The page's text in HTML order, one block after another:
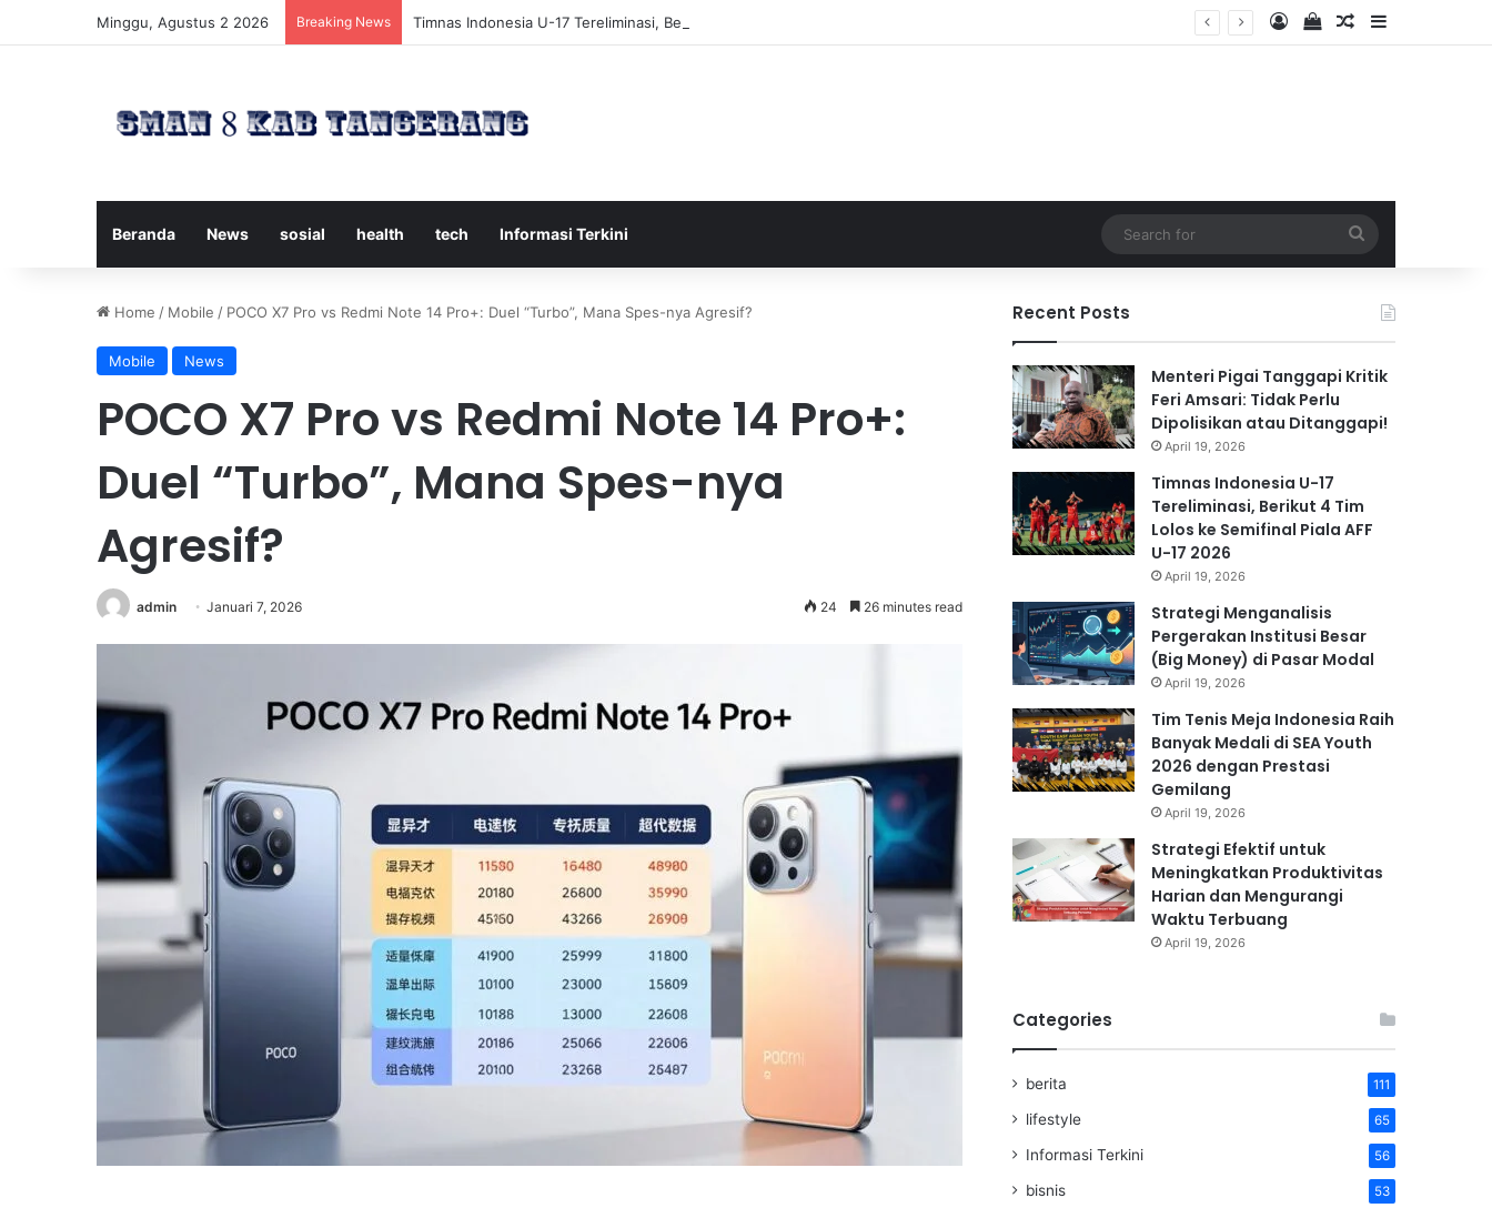
Minggu, Agustus 2 2026 Breaking News Timnas Indonesia U-17 Tereliminasi, Berikut 4 Tim Lolos ke Semifinal Piala AFF U-17 2026 Log InView your
Random Article
Sidebar
Beranda News sosial health tech Informasi Terkini
for
Home / Mobile / POCO X7 Pro vs Redmi Note 14 Pro+: Duel “Turbo”, Mana Spes-nya Agresif?
Mobile News
POCO X7 Pro vs Redmi Note 14 Pro+:
Duel “Turbo”, Mana Spes-nya
Agresif?
admin Januari 7, 2026 24 26 minutes read
Recent Posts
Menteri Pigai Tanggapi Kritik
Feri Amsari: Tidak Perlu
Dipolisikan atau Ditanggapi!
April 19, 2026
Timnas Indonesia U-17
Tereliminasi, Berikut 4 Tim
Lolos ke Semifinal Piala AFF
U-17 2026
April 19, 2026
Strategi Menganalisis
Pergerakan Institusi Besar
(Big Money) di Pasar Modal
April 19, 2026
Tim Tenis Meja Indonesia Raih
Banyak Medali di SEA Youth
2026 dengan Prestasi
Gemilang
April 19, 2026
Strategi Efektif untuk
Meningkatkan Produktivitas
Harian dan Mengurangi
Waktu Terbuang
April 19, 2026
Categories
berita 111
lifestyle 65
Informasi Terkini 56
bisnis 53